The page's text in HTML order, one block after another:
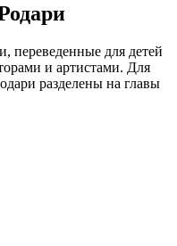
переведенные для детей
и артистами. Для
разделены на главы